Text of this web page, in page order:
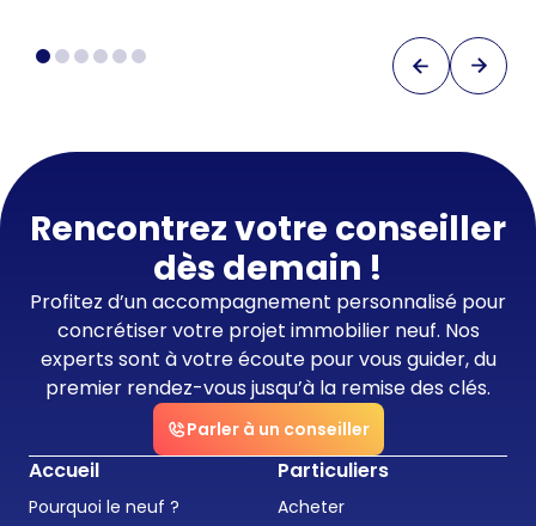
Rencontrez votre conseiller
dès demain !
Profitez d’un accompagnement personnalisé pour
concrétiser votre projet immobilier neuf. Nos
experts sont à votre écoute pour vous guider, du
premier rendez-vous jusqu’à la remise des clés.
Parler à un conseiller
Accueil
Pourquoi le neuf ?
Particuliers
Acheter